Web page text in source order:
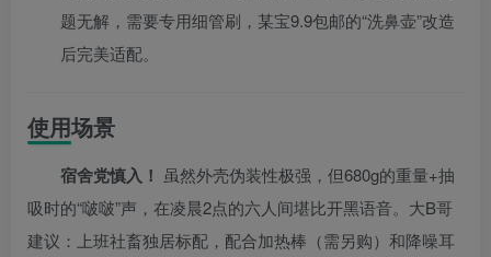
题无解，需要专用细管刷，某宝9.9包邮的“洗鼻壶”改造
后完美适配。
使用场景
宿舍党慎入！ 虽然外壳伪装性极强，但680g的重量+抽
吸时的“啵啵”声，在凌晨2点的六人间堪比开黑语音。大B哥
建议：上班社畜独居标配，配合加热棒（需另购）和降噪耳